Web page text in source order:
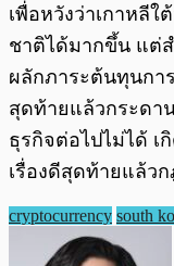
เพื่อหวังว่าเกาหลี
ชาติได้มากขึ้น แต่
ผลักภาระต้นทุนกา
สุดท้ายแล้วกระดา
ธุรกิจต่อไปไม่ได้ เ
เรื่องดีสุดท้ายแล้ว
cryptocurrency south